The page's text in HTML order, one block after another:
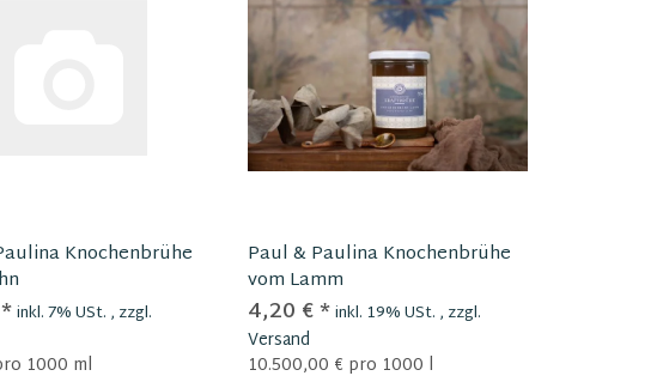
Knochenbrühe
*inkl. 7% USt. , zzgl.
1000 ml
Paul & Paulina Knochenbrühe
vom Lamm
4,20 €*inkl. 19% USt. , zzgl.
Versand
10.500,00 € pro 1000 l